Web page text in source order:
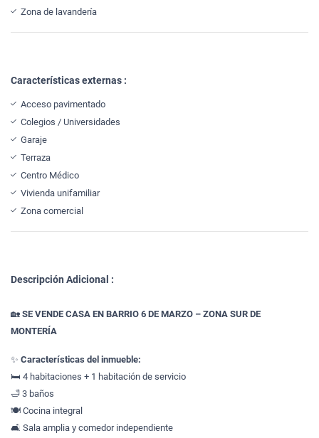
Zona de lavandería
Características externas :
Acceso pavimentado
Colegios / Universidades
Garaje
Terraza
Centro Médico
Vivienda unifamiliar
Zona comercial
Descripción Adicional :
🏡 SE VENDE CASA EN BARRIO 6 DE MARZO – ZONA SUR DE
MONTERÍA
✨ Características del inmueble:
🛏 4 habitaciones + 1 habitación de servicio
🛁 3 baños
🍽 Cocina integral
🛋 Sala amplia y comedor independiente